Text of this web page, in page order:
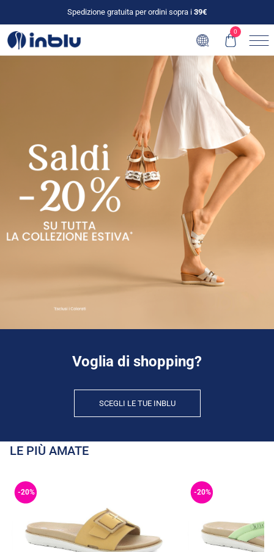
Spedizione gratuita per ordini sopra i 39€
0
Voglia di shopping?
SCEGLI LE TUE INBLU
LE PIÙ AMATE
-20% -20%